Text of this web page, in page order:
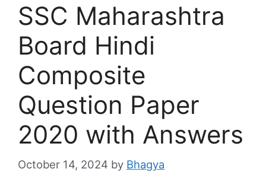
SSC Maharashtra
Board Hindi
Composite
Question Paper
2020 with Answers
October 14, 2024 by Bhagya